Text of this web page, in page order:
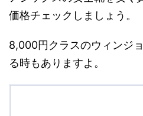
価格チェックしましょう。
8,000円クラスのウィンジ
る時もありますよ。